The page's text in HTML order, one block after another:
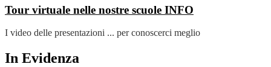
Tour virtuale nelle nostre scuole INFO
I video delle presentazioni ... per conoscerci meglio
In Evidenza